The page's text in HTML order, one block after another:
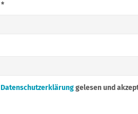
*
Datenschutzerklärunggelesen und